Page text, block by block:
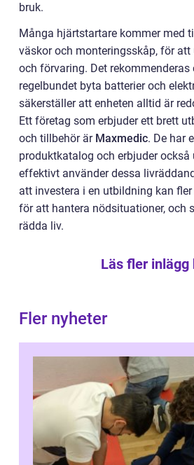
bruk.
Många hjärtstartare kommer med
väskor och monteringsskåp, för
och förvaring. Det rekommenderas
regelbundet byta batterier och
säkerställer att enheten alltid är
Ett företag som erbjuder ett brett
och tillbehör är Maxmedic. De har
produktkatalog och erbjuder
effektivt använder dessa
att investera i en utbildning kan
för att hantera nödsituationer, och
rädda liv.
Läs fler inlägg
Fler nyheter